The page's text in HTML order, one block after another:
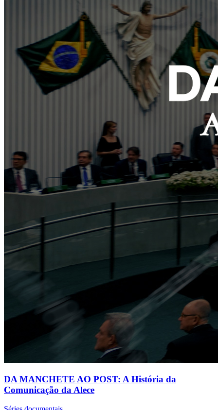
DA MANCHETE AO POST: A História da
Comunicação da Alece